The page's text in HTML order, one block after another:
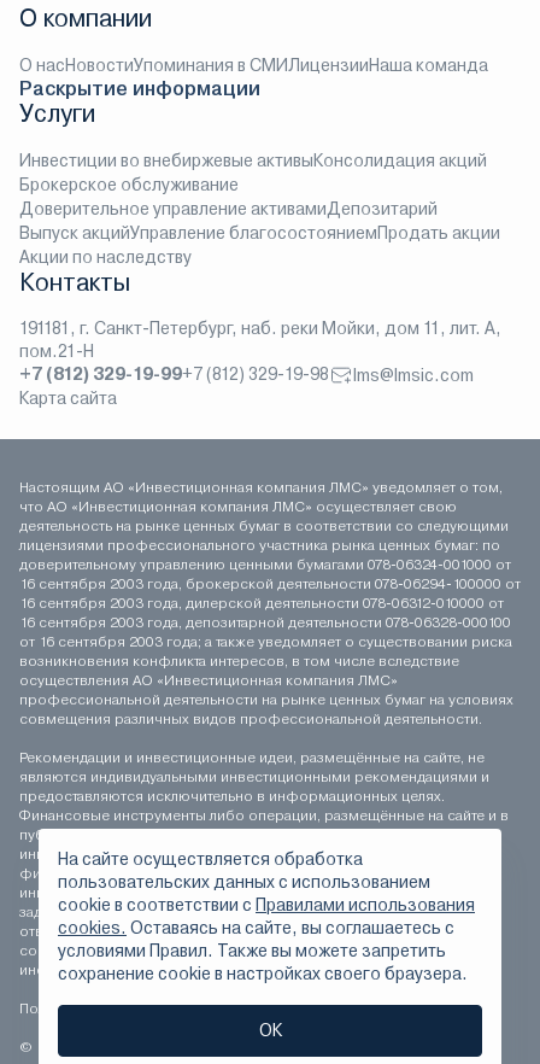
О компании
О насНовостиУпоминания в СМИЛицензииНаша команда
Раскрытие информации
Услуги
Инвестиции во внебиржевые активыКонсолидация акций
Брокерское обслуживание
Доверительное управление активамиДепозитарий
Выпуск акцийУправление благосостояниемПродать акции
Акции по наследству
Контакты
191181, г. Санкт-Петербург, наб. реки Мойки, дом 11, лит. А,
пом.21-Н
+7 (812) 329-19-99+7 (812) 329-19-98
lms@lmsic.com
Карта сайта
Настоящим АО «Инвестиционная компания ЛМС» уведомляет о том,
что АО «Инвестиционная компания ЛМС» осуществляет свою
деятельность на рынке ценных бумаг в соответствии со следующими
лицензиями профессионального участника рынка ценных бумаг: по
доверительному управлению ценными бумагами 078-06324-001000 от
16 сентября 2003 года, брокерской деятельности 078-06294-100000 от
16 сентября 2003 года, дилерской деятельности 078-06312-010000 от
16 сентября 2003 года, депозитарной деятельности 078-06328-000100
от 16 сентября 2003 года; а также уведомляет о существовании риска
возникновения конфликта интересов, в том числе вследствие
осуществления АО «Инвестиционная компания ЛМС»
профессиональной деятельности на рынке ценных бумаг на условиях
совмещения различных видов профессиональной деятельности.
Рекомендации и инвестиционные идеи, размещённые на сайте, не
являются индивидуальными инвестиционными рекомендациями и
предоставляются исключительно в информационных целях.
Финансовые инструменты либо операции, размещённые на сайте и в
публикуемых материалах, могут не соответствовать вашему
инвестиционному профилю. Определение соответствия
финансового инструмента либо операции инвестиционным целям,
инвестиционному горизонту и толерантности к риску является
задачей инвестора. АО «Инвестиционная компания ЛМС» не несёт
ответственности за возможные убытки инвестора в случае
совершения операций, либо инвестирования в финансовые
инструменты, упомянутые на сайте и в публикуемых материалах.
Положение о персональных данных
© 1994-2026 АО «Инвестиционная компания ЛМС» Все права
На сайте осуществляется обработка
пользовательских данных с использованием
сookie в соответствии с Правилами использования
cookies. Оставаясь на сайте, вы соглашаетесь с
условиями Правил. Также вы можете запретить
сохранение сookie в настройках своего браузера.
ОК